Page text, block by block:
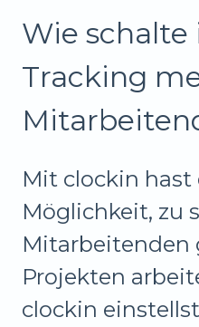
Wie schalte
Tracking
Mit clockin hast
Möglichkeit, zu
Mitarbeitenden
Projekten
clockin